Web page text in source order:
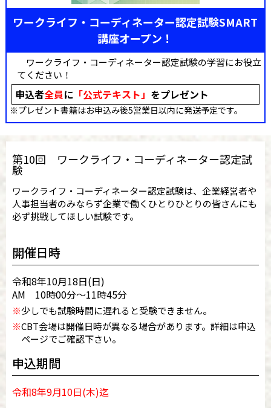
ワークライフ・コーディネーター認定試験SMART
講座オープン！
ワークライフ・コーディネーター認定試験の学習にお役立
てください！
申込者全員に 「公式テキスト」 をプレゼント
※プレゼント書籍はお申込み後5営業日以内に発送予定です。
第10回 ワークライフ・コーディネーター認定試
験
ワークライフ・コーディネーター認定試験は、企業経営者や
人事担当者のみならず企業で働くひとりひとりの皆さんにも
必ず挑戦してほしい試験です。
開催日時
令和8年10月18日(日)
AM 10時00分～11時45分
※少しでも試験時間に遅れると受験できません。
※CBT会場は開催日時が異なる場合があります。詳細は申込
ページでご確認下さい。
申込期間
令和8年9月10日(木)迄